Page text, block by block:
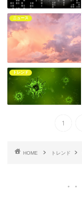
ニュース
トレンド
1
HOME トレンド